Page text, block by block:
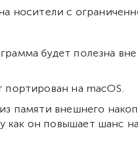
носители с
будет полезна
на macOS.
памяти внешнего
он повышает шанс